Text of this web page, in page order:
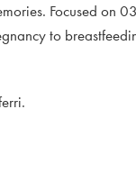
Focused on
to